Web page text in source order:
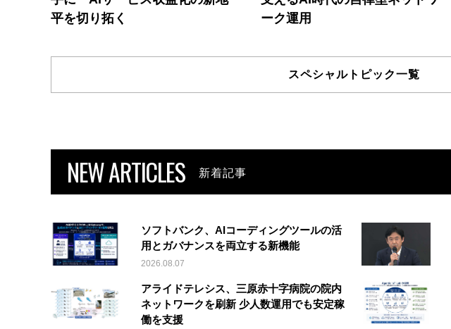
平を切り拓く
ーク運用
スペシャルトピック一覧
NEW ARTICLES 新着記事
ソフトバンク、AIコーディングツールの活
用とガバナンスを両立する新機能
2026.08.07
アライドテレシス、三原赤十字病院の院内
ネットワークを刷新 少人数運用でも安定稼
働を支援